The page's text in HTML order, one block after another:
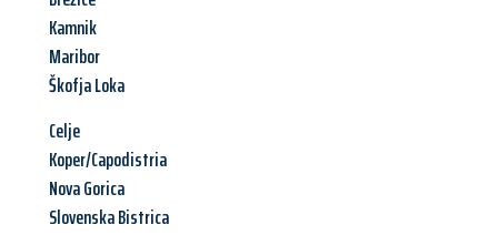
Kamnik
Maribor
Škofja Loka
Celje
Koper/Capodistria
Nova Gorica
Slovenska Bistrica